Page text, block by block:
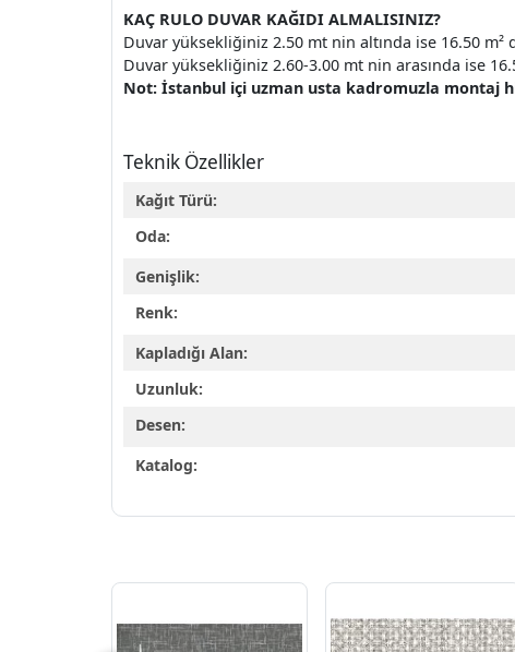
KAÇ RULO DUVAR KAĞIDI ALMALISINIZ?
Duvar yüksekliğiniz 2.50 mt nin altında ise 16.50
Duvar yüksekliğiniz 2.60-3.00 mt nin arasında ise
Not: İstanbul içi uzman usta kadromuzla montaj
Teknik Özellikler
Kağıt Türü:
Oda:
Genişlik:
Renk:
Kapladığı Alan:
Uzunluk:
Desen:
Katalog: